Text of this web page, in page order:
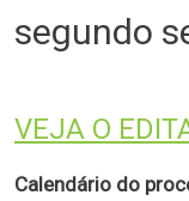
segundo
VEJA O
Calendário do